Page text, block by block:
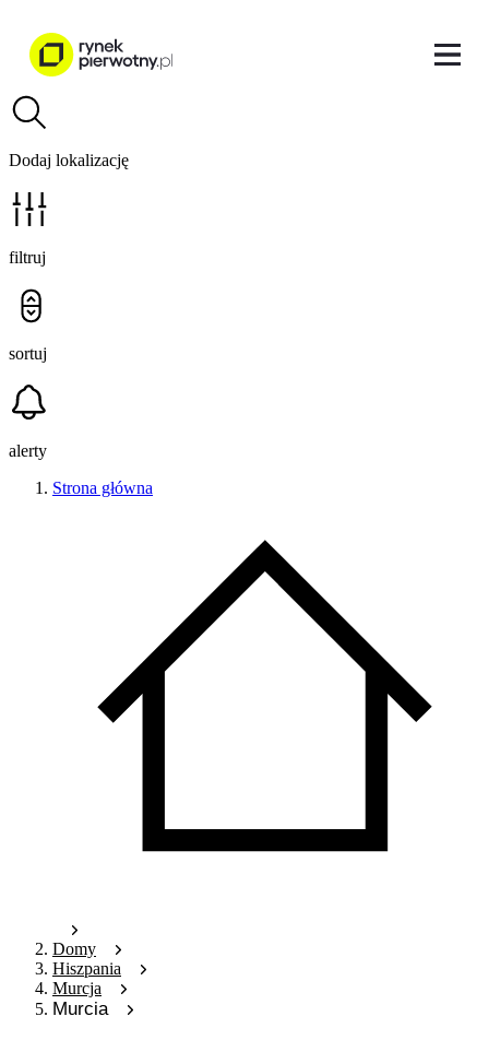
Dodaj lokalizację
filtruj
sortuj
alerty
Strona główna
Domy
Hiszpania
Murcja
Murcia